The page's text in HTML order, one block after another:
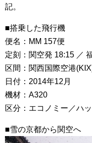
記。
■搭乗した飛行機
便名：MM 157便
定刻：関空発 18:15 ／
区間：関西国際空港
日付：2014年12月
機材：A320
区分：エコノミー／ハ
■雪の京都から関空へ